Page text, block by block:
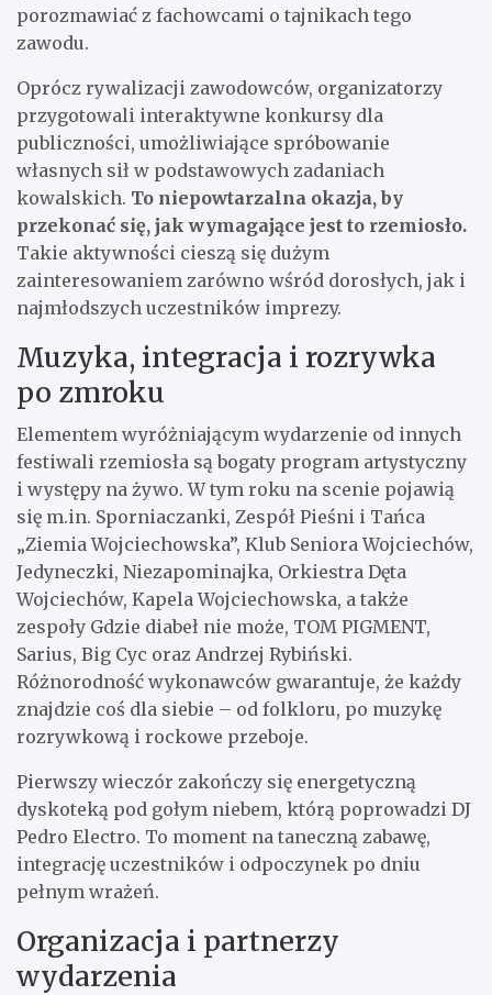
porozmawiać z fachowcami o tajnikach tego
zawodu.
Oprócz rywalizacji zawodowców, organizatorzy
przygotowali interaktywne konkursy dla
publiczności, umożliwiające spróbowanie
własnych sił w podstawowych zadaniach
kowalskich. To niepowtarzalna okazja, by
przekonać się, jak wymagające jest to rzemiosło.
Takie aktywności cieszą się dużym
zainteresowaniem zarówno wśród dorosłych, jak i
najmłodszych uczestników imprezy.
Muzyka, integracja i rozrywka
po zmroku
Elementem wyróżniającym wydarzenie od innych
festiwali rzemiosła są bogaty program artystyczny
i występy na żywo. W tym roku na scenie pojawią
się m.in. Sporniaczanki, Zespół Pieśni i Tańca
„Ziemia Wojciechowska”, Klub Seniora Wojciechów,
Jedyneczki, Niezapominajka, Orkiestra Dęta
Wojciechów, Kapela Wojciechowska, a także
zespoły Gdzie diabeł nie może, TOM PIGMENT,
Sarius, Big Cyc oraz Andrzej Rybiński.
Różnorodność wykonawców gwarantuje, że każdy
znajdzie coś dla siebie – od folkloru, po muzykę
rozrywkową i rockowe przeboje.
Pierwszy wieczór zakończy się energetyczną
dyskoteką pod gołym niebem, którą poprowadzi DJ
Pedro Electro. To moment na taneczną zabawę,
integrację uczestników i odpoczynek po dniu
pełnym wrażeń.
Organizacja i partnerzy
wydarzenia